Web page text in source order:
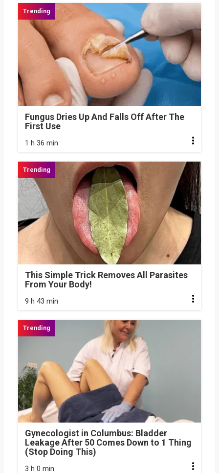
Fungus Dries Up And Falls Off After The
First Use
1 h 36 min
This Simple Trick Removes All Parasites
From Your Body!
9 h 43 min
Gynecologist in Columbus: Bladder
Leakage After 50 Comes Down to 1 Thing
(Stop Doing This)
3 h 0 min